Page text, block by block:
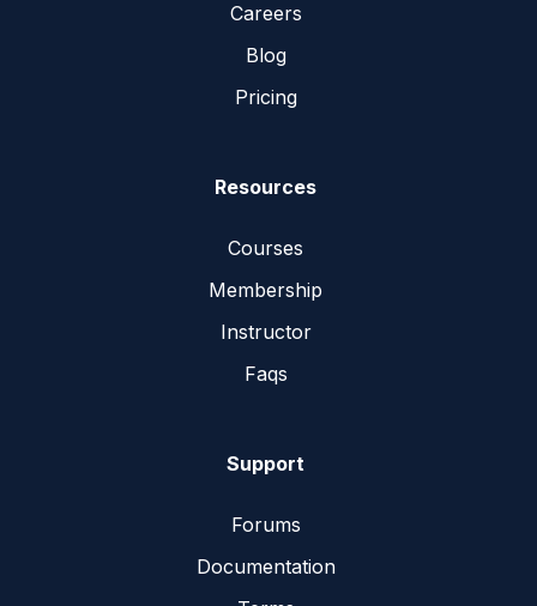
Careers
Blog
Pricing
Resources
Courses
Membership
Instructor
Faqs
Support
Forums
Documentation